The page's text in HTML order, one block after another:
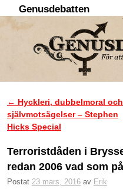
Genusdebatten
Inläggsnavigering
← Hyckleri, dubbelmoral och
självmotsägelser – Stephen
Hicks Special
Terroristdåden i
redan 2006 vad som
Postat 23 mars, 2016 av Erik